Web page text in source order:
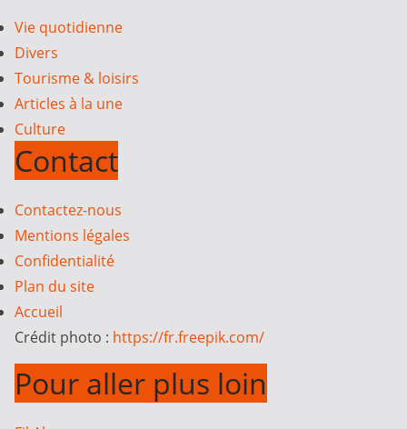
Vie quotidienne
Divers
Tourisme & loisirs
Articles à la une
Culture
Contact
Contactez-nous
Mentions légales
Confidentialité
Plan du site
Accueil
Crédit photo : https://fr.freepik.com/
Pour aller plus loin